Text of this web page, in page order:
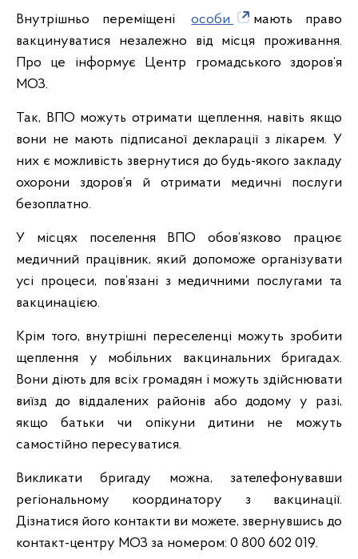
Внутрішньо переміщені особи
мають право
вакцинуватися незалежно від місця проживання.
Про це інформує Центр громадського здоров’я
МОЗ.
Так, ВПО можуть отримати щеплення, навіть якщо
вони не мають підписаної декларації з лікарем. У
них є можливість звернутися до будь-якого закладу
охорони здоров’я й отримати медичні послуги
безоплатно.
У місцях поселення ВПО обов’язково працює
медичний працівник, який допоможе організувати
усі процеси, пов’язані з медичними послугами та
вакцинацією.
Крім того, внутрішні переселенці можуть зробити
щеплення у мобільних вакцинальних бригадах.
Вони діють для всіх громадян і можуть здійснювати
виїзд до віддалених районів або додому у разі,
якщо батьки чи опікуни дитини не можуть
самостійно пересуватися.
Викликати бригаду можна, зателефонувавши
регіональному координатору з вакцинації.
Дізнатися його контакти ви можете, звернувшись до
контакт-центру МОЗ за номером: 0 800 602 019.